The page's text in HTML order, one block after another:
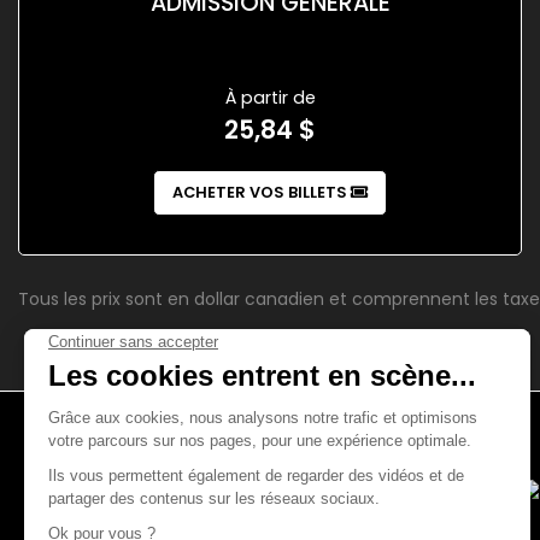
À partir de
25,84 $
ACHETER VOS BILLETS
Tous les prix sont en dollar canadien et comprennent les
4521, boul. Saint-Laurent